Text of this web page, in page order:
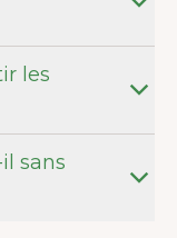
les
sans